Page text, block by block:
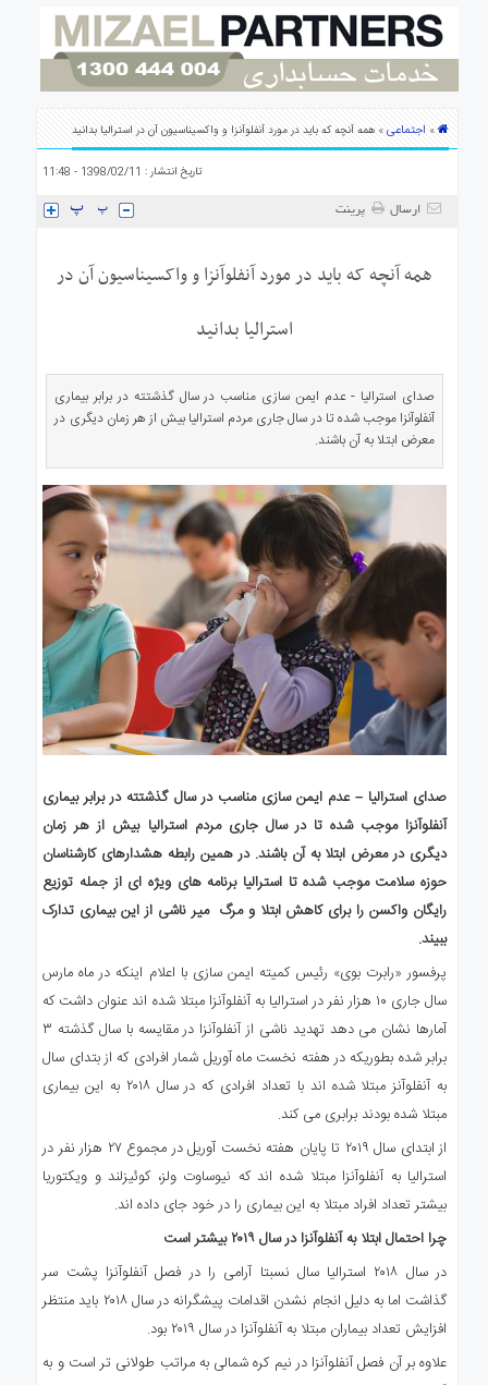
استرالیا
ارتباط» اجتماعی» همه آنچه که باید در مورد آنفلوآنزا و واکسیناسیون آن در استرالیا بدانید
تاریخ انتشار : 1398/02/11 - 11:48
ارسال پرینت
همه آنچه که باید در مورد آنفلوآنزا و واکسیناسیون آن در
استرالیا بدانید
صدای استرالیا - عدم ایمن سازی مناسب در سال گذشتته در برابر بیماری
آنفلوآنزا موجب شده تا در سال جاری مردم استرالیا بیش از هر زمان دیگری در
معرض ابتلا به آن باشند.
صدای استرالیا – عدم ایمن سازی مناسب در سال گذشتته در برابر بیماری
آنفلوآنزا موجب شده تا در سال جاری مردم استرالیا بیش از هر زمان
دیگری در معرض ابتلا به آن باشند. در همین رابطه هشدارهای کارشناسان
حوزه سلامت موجب شده تا استرالیا برنامه های ویژه ای از جمله توزیع
رایگان واکسن را برای کاهش ابتلا و مرگ میر ناشی از این بیماری تدارک
ببیند.
پرفسور «رابرت بوی» رئیس کمیته ایمن سازی با اعلام اینکه در ماه مارس
سال جاری ۱۰ هزار نفر در استرالیا به آنفلوآنزا مبتلا شده اند عنوان داشت که
آمارها نشان می دهد تهدید ناشی از آنفلوآنزا در مقایسه با سال گذشته ۳
برابر شده بطوریکه در هفته نخست ماه آوریل شمار افرادی که از بتدای سال
به آنفلوآنز مبتلا شده اند با تعداد افرادی که در سال ۲۰۱۸ به این بیماری
مبتلا شده بودند برابری می کند.
از ابتدای سال ۲۰۱۹ تا پایان هفته نخست آوریل در مجموع ۲۷ هزار نفر در
استرالیا به آنفلوآنزا مبتلا شده اند که نیوساوت ولز، کوئیزلند و ویکتوریا
بیشتر تعداد افراد مبتلا به این بیماری را در خود جای داده اند.
چرا احتمال ابتلا به آنفلوآنزا در سال ۲۰۱۹ بیشتر است
در سال ۲۰۱۸ استرالیا سال نسبتا آرامی را در فصل آنفلوآنزا پشت سر
گذاشت اما به دلیل انجام نشدن اقدامات پیشگرانه در سال ۲۰۱۸ باید منتظر
افزایش تعداد بیماران مبتلا به آنفلوآنزا در سال ۲۰۱۹ بود.
علاوه بر آن فصل آنفلوآنزا در نیم کره شمالی به مراتب طولانی تر است و به